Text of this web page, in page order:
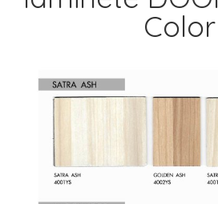
Color